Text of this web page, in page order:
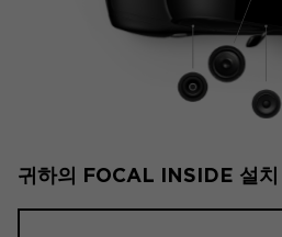
귀하의 FOCAL INSIDE 설치